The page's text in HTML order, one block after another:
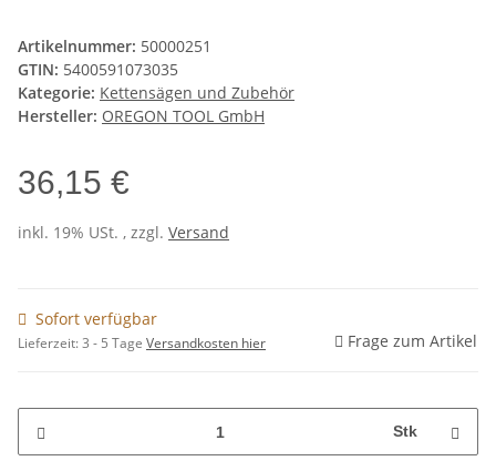
Artikelnummer: 50000251
GTIN: 5400591073035
Kategorie: Kettensägen und Zubehör
Hersteller: OREGON TOOL GmbH
36,15 €
inkl. 19% USt. , zzgl. Versand
Sofort verfügbar
Lieferzeit:3 - 5 Tage Versandkosten hier Frage zum Artikel
Stk